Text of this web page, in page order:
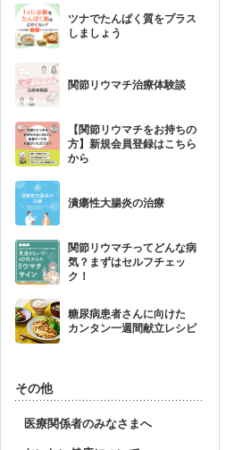
ツナでたんぱく質をプラス
しましょう
関節リウマチ治療体験談
【関節リウマチをお持ちの
方】新規会員登録はこちら
から
潰瘍性大腸炎の治療
関節リウマチってどんな病
気？まずはセルフチェッ
ク！
糖尿病患者さんに向けた
カンタン一週間献立レシピ
その他
医療関係者のみなさまへ